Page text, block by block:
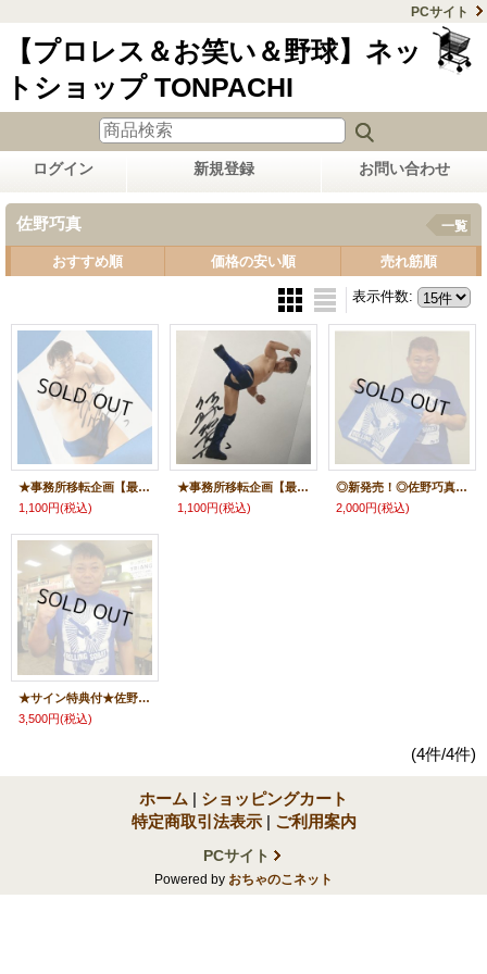
PCサイト
【プロレス＆お笑い＆野球】ネッ
トショップ TONPACHI
ログイン 新規登録 お問い合わせ
佐野巧真 一覧
おすすめ順 価格の安い順 売れ筋順
表示件数:
★事務所移転企画【最大50％OFF】!!★佐野巧真選手【直筆サイン入りポートレート】B
1,100円(税込)
★事務所移転企画【最大50％OFF】!!★佐野巧真選手【直筆サイン入りポートレート】A
1,100円(税込)
◎新発売！◎佐野巧真選手【トートバッグ】
2,000円(税込)
★サイン特典付★佐野巧真選手オフィシャルTシャツ
3,500円(税込)
(4件/4件)
ホーム | ショッピングカート
特定商取引法表示 | ご利用案内
PCサイト
Powered by おちゃのこネット